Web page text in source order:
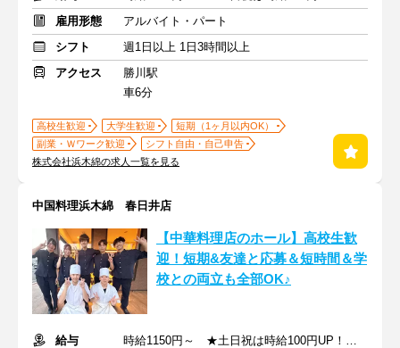
雇用形態
アルバイト・パート
シフト
週1日以上 1日3時間以上
アクセス
勝川駅
車6分
高校生歓迎 大学生歓迎
短期（1ヶ月以内OK）
副業・Ｗワーク歓迎
シフト自由・自己申告
株式会社浜木綿の求人一覧を見る
中国料理浜木綿 春日井店
【中華料理店のホール】⾼校⽣歓
迎！短期&友達と応募＆短時間＆学
校との両⽴も全部OK♪
給与
時給1150円～ ★土日祝は時給100円UP！ ★高校生も同時給！